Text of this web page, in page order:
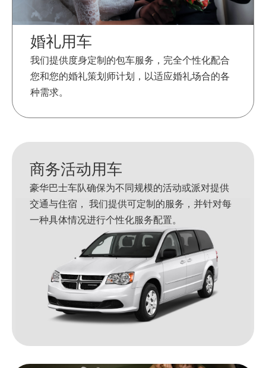
婚礼用车
我们提供度身定制的包车服务，完全个性化配合
您和您的婚礼策划师计划，以适应婚礼场合的各
种需求。
商务活动用车
豪华巴士车队确保为不同规模的活动或派对提供
交通与住宿， 我们提供可定制的服务，并针对每
一种具体情况进行个性化服务配置。